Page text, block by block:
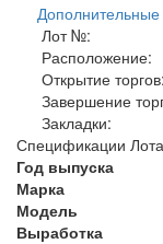
Лот №:
Расположение:
Открытие торгов:
Завершение
Закладки:
Спецификации Лота
Год выпуска
Марка
Модель
Выработка